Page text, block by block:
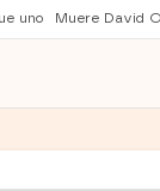
uno Muere David